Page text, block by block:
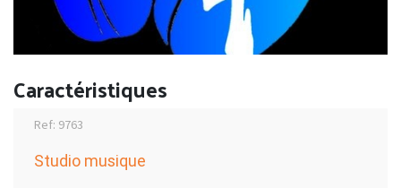
Caractéristiques
Ref: 9763
Studio musique